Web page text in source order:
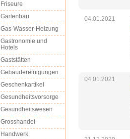
04.01.2021
04.01.2021
Friseure
Gartenbau
Gas-Wasser-Heizung
Gastronomie und
Hotels
Gaststätten
Gebäudereinigungen
Geschenkartikel
Gesundheitsvorsorge
Gesundheitswesen
Grosshandel
Handwerk